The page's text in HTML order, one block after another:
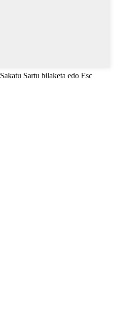
Sakatu Sartu bilaketa edo Esc